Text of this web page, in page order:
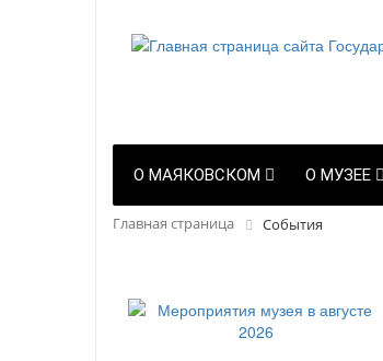
О МАЯКОВСКОМ О МУЗЕЕ
Главная страница События